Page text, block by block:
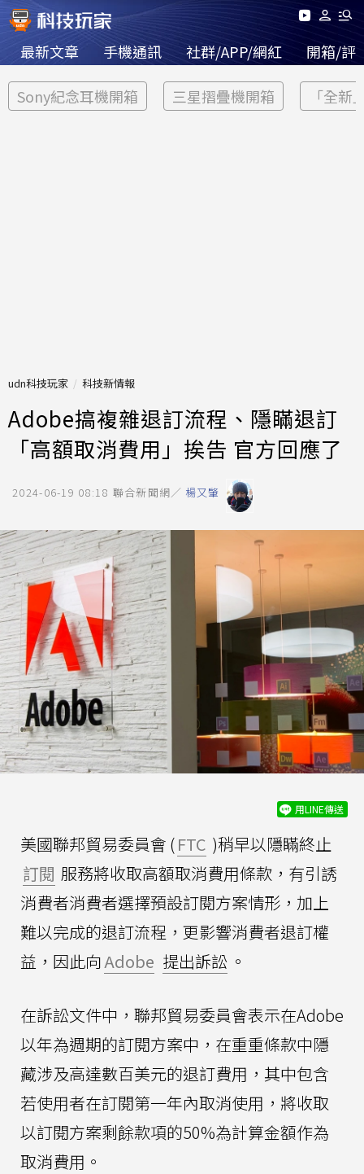
最新文章 手機通訊 社群/APP/網紅 開箱/評
Sony紀念耳機開箱 三星摺疊機開箱 「全新
udn科技玩家 科技新情報
Adobe搞複雜退訂流程、隱瞞退訂
「高額取消費用」挨告 官方回應了
2024-06-19 08:18 聯合新聞網／ 楊又肇
用LINE傳送
美國聯邦貿易委員會 (FTC )稍早以隱瞞終止
訂閱 服務將收取高額取消費用條款，有引誘
消費者消費者選擇預設訂閱方案情形，加上
難以完成的退訂流程，更影響消費者退訂權
益，因此向Adobe 提出訴訟 。
在訴訟文件中，聯邦貿易委員會表示在Adobe
以年為週期的訂閱方案中，在重重條款中隱
藏涉及高達數百美元的退訂費用，其中包含
若使用者在訂閱第一年內取消使用，將收取
以訂閱方案剩餘款項的50%為計算金額作為
取消費用。